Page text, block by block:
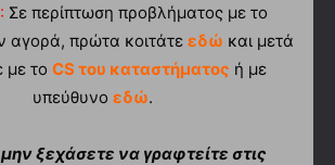
: Σε περίπτωση προβλήματος με το
αγορά, πρώτα κοιτάτε εδώ και μετά
με το CS του καταστήματος ή με
υπεύθυνο εδώ.
ξεχάσετε να γραφτείτε στις